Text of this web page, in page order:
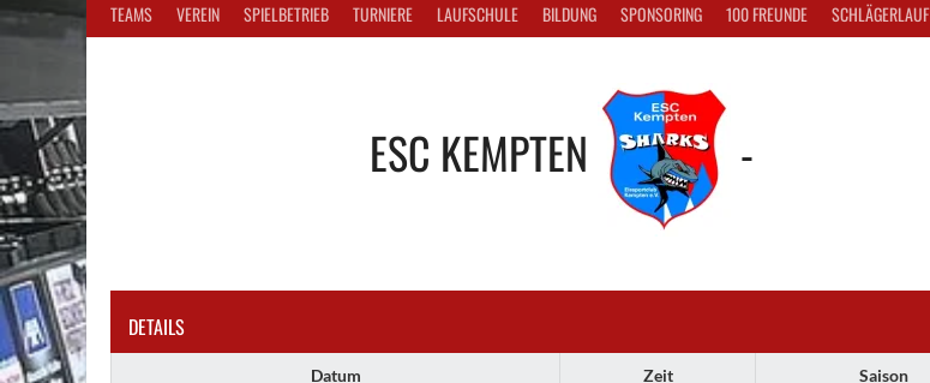
TEAMS VEREIN SPIELBETRIEB TURNIERE LAUFSCHULE BILDUNG SPONSORING 100 FREUNDE SCHLÄGERLAUF
ESC KEMPTEN -
DETAILS
Datum Zeit Saison